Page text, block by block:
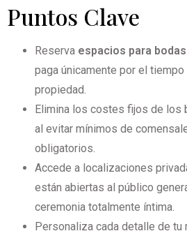
Puntos Clave
Reserva espacios para
paga únicamente por el
propiedad.
Elimina los costes fijos de los
al evitar mínimos de
obligatorios.
Accede a localizaciones
están abiertas al público
ceremonia totalmente íntima.
Personaliza cada detalle de